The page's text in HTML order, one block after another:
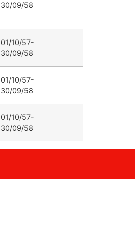
30/09/58
01/10/57-
30/09/58
01/10/57-
30/09/58
01/10/57-
30/09/58